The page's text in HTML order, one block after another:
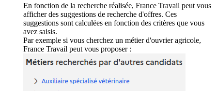
En fonction de la recherche réalisée, France Travail peut vous
afficher des suggestions de recherche d'offres. Ces
suggestions sont calculées en fonction des critères que vous
avez saisis.
Par exemple si vous cherchez un métier d'ouvrier agricole,
France Travail peut vous proposer :